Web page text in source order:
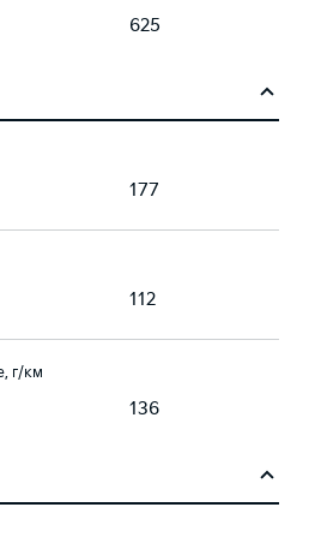
625
177
112
г/км
136